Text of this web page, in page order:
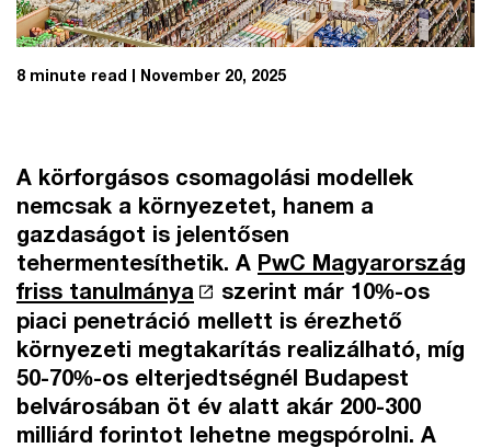
8 minute read November 20, 2025
A körforgásos csomagolási modellek
nemcsak a környezetet, hanem a
gazdaságot is jelentősen
tehermentesíthetik. A PwC Magyarország
friss tanulmánya
szerint már 10%-os
piaci penetráció mellett is érezhető
környezeti megtakarítás realizálható, míg
50-70%-os elterjedtségnél Budapest
belvárosában öt év alatt akár 200-300
milliárd forintot lehetne megspórolni. A